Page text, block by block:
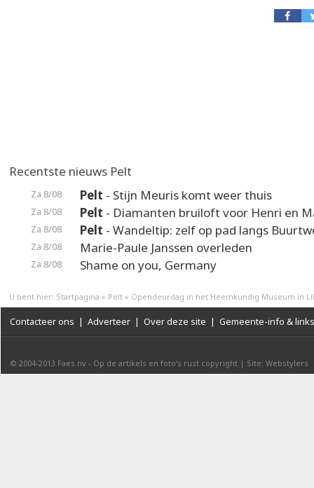
Recentste nieuws Pelt
Za 8/08 Pelt - Stijn Meuris komt weer thuis
Za 8/08 Pelt - Diamanten bruiloft voor Henri en
Za 8/08 Pelt - Wandeltip: zelf op pad langs
Za 8/08 Marie-Paule Janssen overleden
Za 8/08 Shame on you, Germany
U bent hier: Startpagina » Pelt » Opendeurdag in het Heemkundig Museum in
Contacteer ons | Adverteer | Over deze site | Gemeente-info & links
© 2004-2013 Faes nv - Op de artikels en foto’s rust copyright | Site: Webstylers